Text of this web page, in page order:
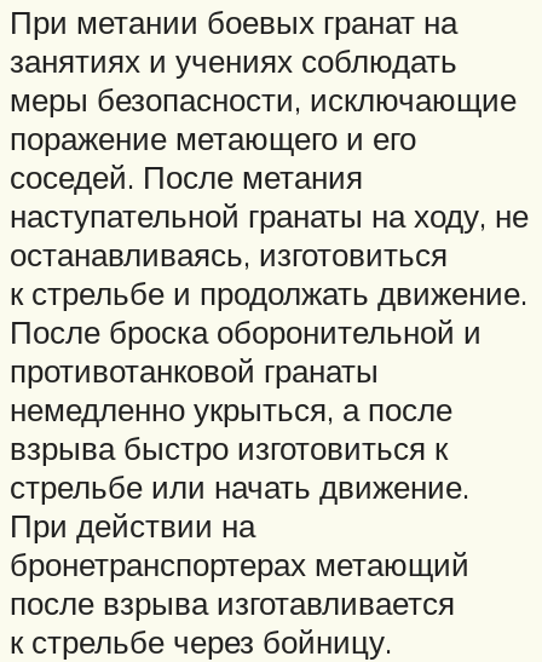
При метании боевых гранат на
занятиях и учениях соблюдать
меры безопасности, исключающие
поражение метающего и его
соседей. После метания
наступательной гранаты на ходу, не
останавливаясь, изготовиться
к стрельбе и продолжать движение.
После броска оборонительной и
противотанковой гранаты
немедленно укрыться, а после
взрыва быстро изготовиться к
стрельбе или начать движение.
При действии на
бронетранспортерах метающий
после взрыва изготавливается
к стрельбе через бойницу.